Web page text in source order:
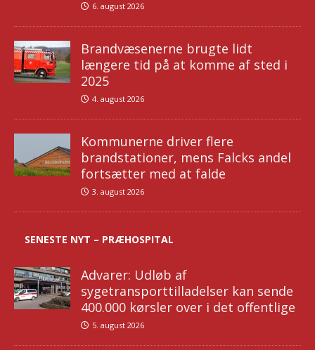
6. august 2026
Brandvæsenerne brugte lidt
længere tid på at komme af sted i
2025
4. august 2026
Kommunerne driver flere
brandstationer, mens Falcks andel
fortsætter med at falde
3. august 2026
SENESTE NYT – PRÆHOSPITAL
Advarer: Udløb af
sygetransporttilladelser kan sende
400.000 kørsler over i det offentlige
5. august 2026